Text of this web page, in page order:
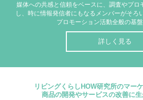
媒体への共感と信頼をベースに、調査やプロ
し、時に情報発信者にもなるメンバーがそろ
プロモーション活動全般の基
詳しく見る
リビングくらしHOW研究所のマー
商品の開発やサービスの改善に